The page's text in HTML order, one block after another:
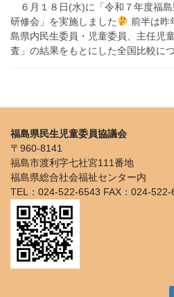
６月１８日(水)に「令和７年度福
研修会」を実施しました
前半は昨
島県内民生委員・児童委員、主任児
査」の結果をもとにした全国比較に
福島県民生児童委員協議会
〒960-8141
福島市渡利字七社宮111番地
福島県総合社会福祉センター内
TEL：024-522-6543 FAX：024-522-